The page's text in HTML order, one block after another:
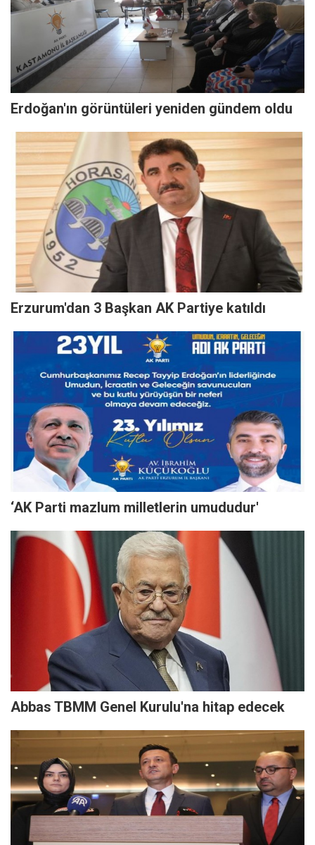
Erdoğan'ın görüntüleri yeniden gündem oldu
Erzurum'dan 3 Başkan AK Partiye katıldı
‘AK Parti mazlum milletlerin umududur'
Abbas TBMM Genel Kurulu'na hitap edecek